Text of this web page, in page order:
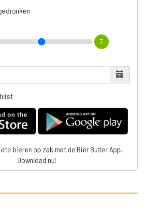
7
bieren op zak met de Bier Butler App.
Download nu!